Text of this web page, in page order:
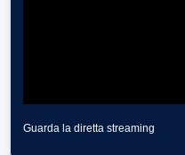
Guarda la diretta streaming